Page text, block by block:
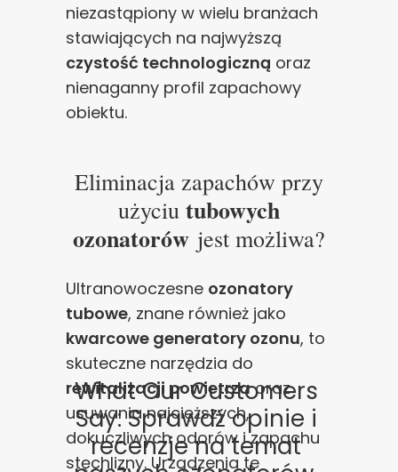
What Our Customers
Say: Sprawdź opinie i
recenzje na temat
niezastąpiony w wielu branżach
stawiających na najwyższą
czystość technologiczną oraz
nienaganny profil zapachowy
obiektu.
Eliminacja zapachów przy
użyciu tubowych
ozonatorówjest możliwa?
Ultranowoczesne ozonatory
tubowe, znane również jako
kwarcowe generatory ozonu, to
skuteczne narzędzia do
rewitalizacji powietrzaoraz
usuwania najcięższych,
dokuczliwych odorów i zapachu
stęchlizny. Urządzenia te